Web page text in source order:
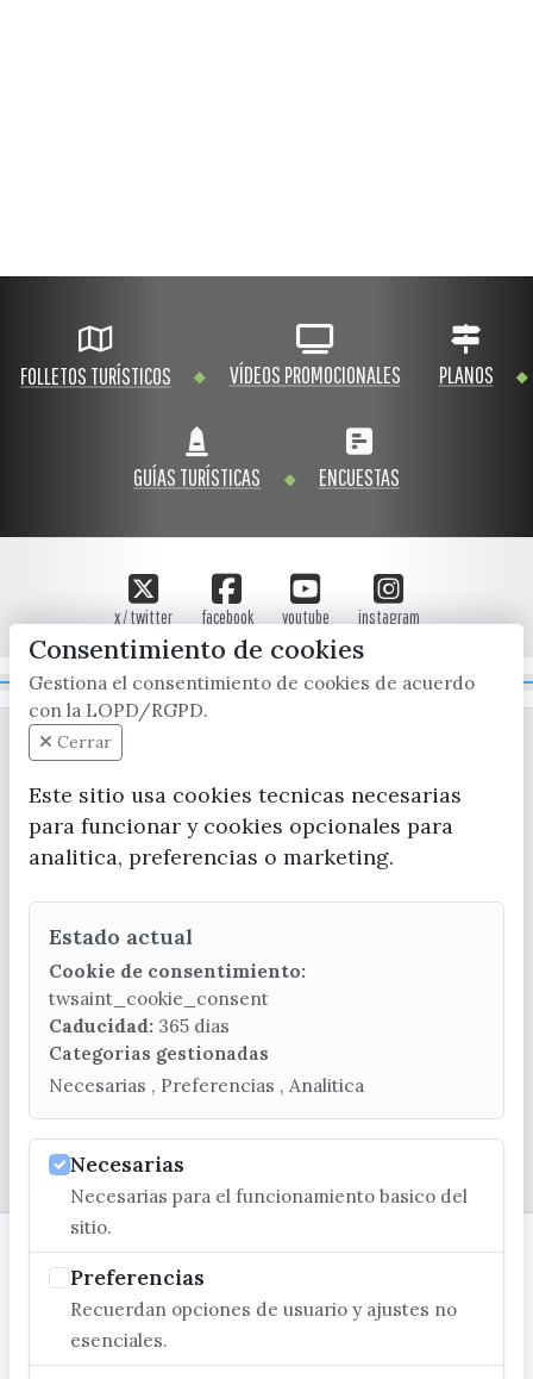
FOLLETOS TURÍSTICOS VÍDEOS PROMOCIONALES PLANOS
GUÍAS TURÍSTICAS ENCUESTAS
x / twitter facebook youtube instagram
Mapa Web
(+34) 952 541 104
turismo@velezmalaga.es
C/ Poniente, 2. CP 29740 - Torre del Mar
© EXCMO. AYUNTAMIENTO DE VÉLEZ-MÁLAGA
Consentimiento de cookies
Gestiona el consentimiento de cookies de acuerdo
con la LOPD/RGPD.
Cerrar
Este sitio usa cookies tecnicas necesarias
para funcionar y cookies opcionales para
analitica, preferencias o marketing.
Estado actual
Cookie de consentimiento:
twsaint_cookie_consent
Caducidad: 365 dias
Categorias gestionadas
Necesarias , Preferencias , Analitica
Necesarias
Necesarias para el funcionamiento basico del
sitio.
Preferencias
Recuerdan opciones de usuario y ajustes no
esenciales.